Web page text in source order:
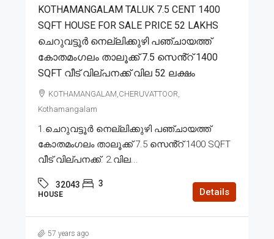
KOTHAMANGALAM TALUK 7.5 CENT 1400
SQFT HOUSE FOR SALE PRICE 52 LAKHS
ചെറുവട്ടൂർ നെല്ലിക്കുഴി പഞ്ചായത്ത്
കോതമംഗലം താലൂക്ക് 7.5 സെൻ്റ് 1400
SQFT വീട് വില്പനക്ക് വില 52 ലക്ഷം
KOTHAMANGALAM,CHERUVATTOOR,
Kothamangalam
1.ചെറുവട്ടൂർ നെല്ലിക്കുഴി പഞ്ചായത്ത്
കോതമംഗലം താലൂക്ക് 7.5 സെൻ്റ് 1400 SQFT
വീട് വില്പനക്ക്. 2.വില...
32043 3
HOUSE Details
57 years ago